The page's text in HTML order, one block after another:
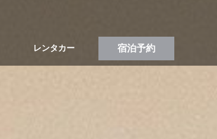
レンタカー 宿泊予約